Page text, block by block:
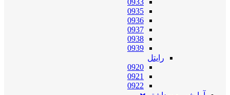
0933
0935
0936
0937
0938
0939
رایتل
0920
0921
0922